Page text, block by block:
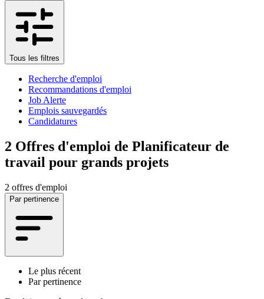
Tous les filtres
Recherche d'emploi
Recommandations d'emploi
Job Alerte
Emplois sauvegardés
Candidatures
2 Offres d'emploi de Planificateur de
travail pour grands projets
2 offres d'emploi
Par pertinence
Le plus récent
Par pertinence